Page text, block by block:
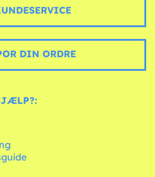
DIN ORDRE